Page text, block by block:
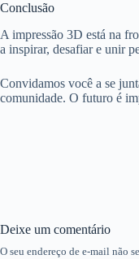
Conclusão
A impressão 3D está na
a inspirar, desafiar e unir
Convidamos você a se
comunidade. O futuro é
Deixe um comentário
O seu endereço de e-mail não